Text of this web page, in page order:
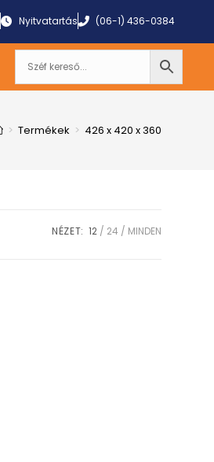
Nyitvatartás (06-1) 436-0384
> Termékek > 426 x 420 x 360
NÉZET: 12 24 MINDEN